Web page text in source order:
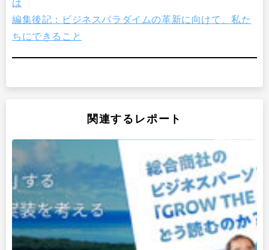
は
編集後記：ビジネスパラダイムの革新に向けて、私た
ちにできること
関連するレポート